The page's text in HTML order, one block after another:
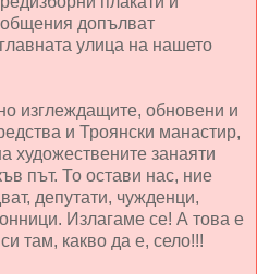
допълват
улица на нашето
изглеждащите, обновени и
и Троянски манастир,
художествените занаяти
път. То остави нас, ние
депутати, чужденци,
Излагаме се! А това е
там, какво да е, село!!!